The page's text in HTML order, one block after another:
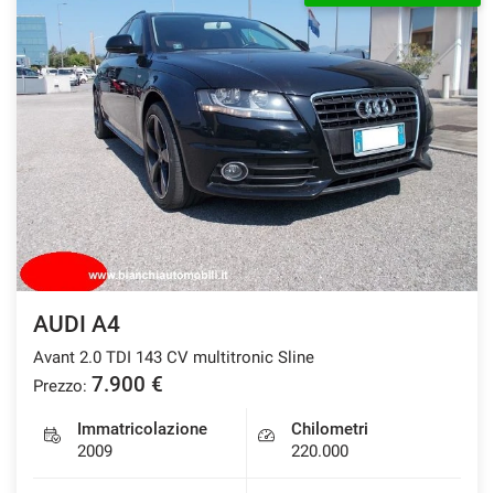
AUDI A4
Avant 2.0 TDI 143 CV multitronic Sline
Prezzo: 7.900 €
Immatricolazione
2009
Chilometri
220.000